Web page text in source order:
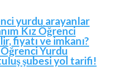
yurdu arayanlar
Kız Öğrenci
fiyatı ve imkanı?
Yurdu
şubesi yol tarifi!